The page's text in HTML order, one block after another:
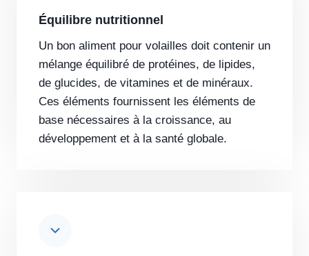
Équilibre nutritionnel
Un bon aliment pour volailles doit contenir un
mélange équilibré de protéines, de lipides,
de glucides, de vitamines et de minéraux.
Ces éléments fournissent les éléments de
base nécessaires à la croissance, au
développement et à la santé globale.